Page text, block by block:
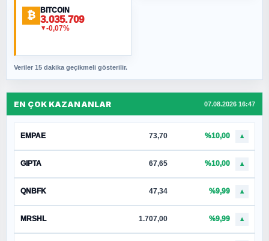
₿ BITCOIN
3.035.709
▼-0,07%
Veriler 15 dakika geçikmeli gösterilir.
EN ÇOK KAZANANLAR 07.08.2026 16:47
EMPAE 73,70 %10,00 ▲
GIPTA 67,65 %10,00 ▲
QNBFK 47,34 %9,99 ▲
MRSHL 1.707,00 %9,99 ▲